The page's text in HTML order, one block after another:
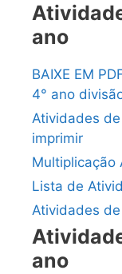
ano
BAIXE EM
4° ano
Atividades
imprimir
Multiplicação
Lista de
Atividades
ano